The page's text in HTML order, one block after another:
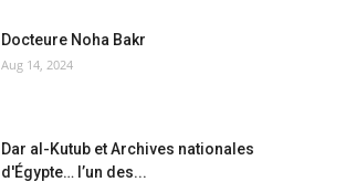
Docteure Noha Bakr
Aug 14, 2024
Dar al-Kutub et Archives nationales
d'Égypte… l’un des...